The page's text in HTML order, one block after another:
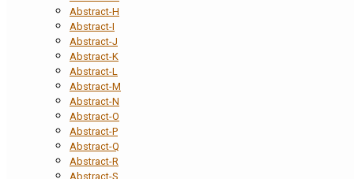
Abstract-H
Abstract-I
Abstract-J
Abstract-K
Abstract-L
Abstract-M
Abstract-N
Abstract-O
Abstract-P
Abstract-Q
Abstract-R
Abstract-S